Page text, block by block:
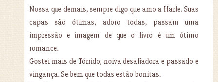
Nossa que demais, sempre digo que amo a Harle. Suas
capas são ótimas, adoro todas, passam uma
impressão e imagem de que o livro é um ótimo
romance.
Gostei mais de Tórrido, noiva desafiadora e passado e
vingança. Se bem que todas estão bonitas.